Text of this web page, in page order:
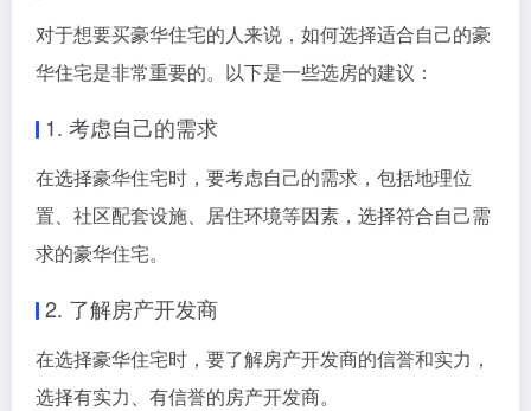
对于想要买豪华住宅的人来说，如何选择适合自己的豪
华住宅是非常重要的。以下是一些选房的建议：
1. 考虑自己的需求
在选择豪华住宅时，要考虑自己的需求，包括地理位
置、社区配套设施、居住环境等因素，选择符合自己需
求的豪华住宅。
2. 了解房产开发商
在选择豪华住宅时，要了解房产开发商的信誉和实力，
选择有实力、有信誉的房产开发商。